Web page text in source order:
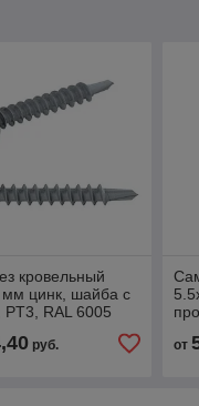
кровельный
мм цинк, шайба с
PT3, RAL 6005
в коробе) Starfix
руб. от